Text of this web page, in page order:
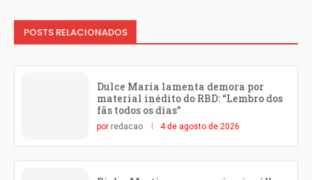
POSTS RELACIONADOS
Dulce María lamenta demora por
material inédito do RBD: “Lembro dos
fãs todos os dias”
por redacao 4 de agosto de 2026